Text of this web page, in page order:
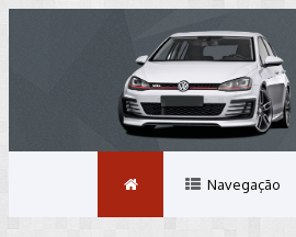
Navegação